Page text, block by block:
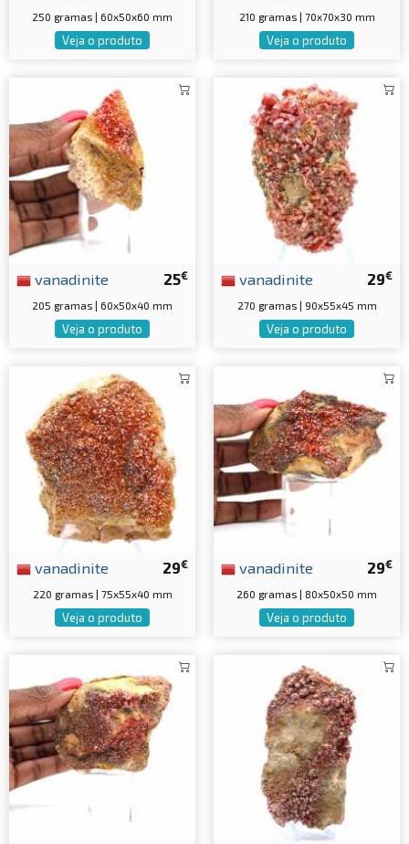
250 gramas | 60x50x60 mm
Veja o produto
210 gramas | 70x70x30 mm
Veja o produto
25€
vanadinite
205 gramas | 60x50x40 mm
Veja o produto
29€
vanadinite
270 gramas | 90x55x45 mm
Veja o produto
29€
vanadinite
220 gramas | 75x55x40 mm
Veja o produto
29€
vanadinite
260 gramas | 80x50x50 mm
Veja o produto